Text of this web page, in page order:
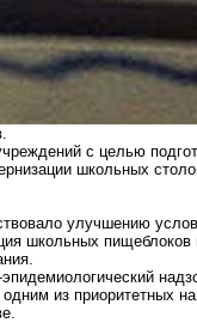
с целью
школьных
улучшению
школьных
из приоритетных